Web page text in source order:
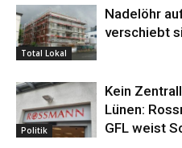
Total Lokal
Nadelöhr
verschiebt
Politik
Kein
Lünen:
GFL weist